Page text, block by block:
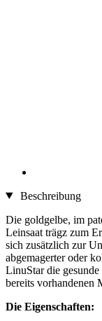
Beschreibung
Die goldgelbe, im
Leinsaat trägz zum
sich zusätzlich zur
abgemagerter oder
LinuStar die
bereits vorhandenen
Die Eigenschaften: